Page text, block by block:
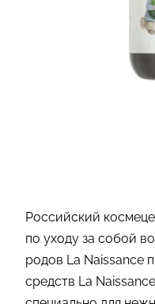
Российский
по уходу за собой
родов La Naissance
средств La